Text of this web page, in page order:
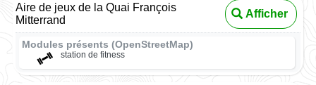
Aire de jeux de la Quai François
Mitterrand
Afficher
Modules présents (OpenStreetMap)
station de fitness